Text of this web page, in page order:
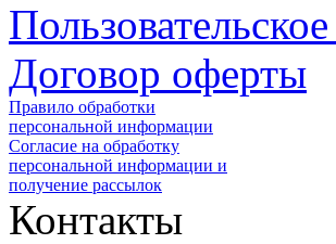
Договор оферты
Правило обработки
персональной информации
Согласие на обработку
персональной информации и
получение рассылок
Контакты